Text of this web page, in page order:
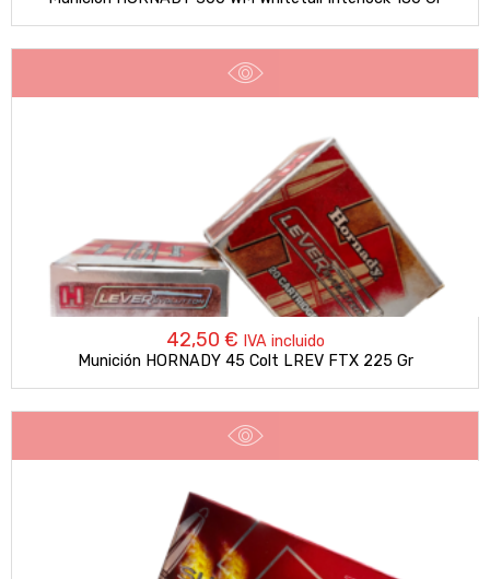
42,50 € IVA incluido
Munición HORNADY 45 Colt LREV FTX 225 Gr